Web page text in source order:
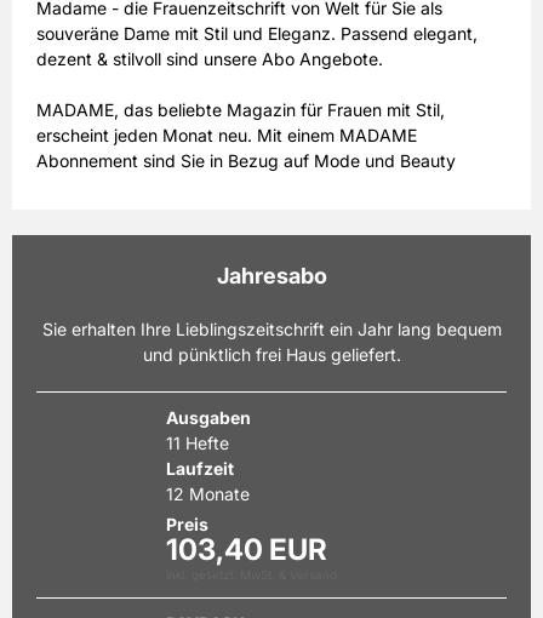
Madame - die Frauenzeitschrift von Welt für Sie als
souveräne Dame mit Stil und Eleganz. Passend elegant,
dezent & stilvoll sind unsere Abo Angebote.
MADAME, das beliebte Magazin für Frauen mit Stil,
erscheint jeden Monat neu. Mit einem MADAME
Abonnement sind Sie in Bezug auf Mode und Beauty
erhältlich ist, stellt Ihnen in jeder Ausgabe die neuesten
werden Sie begeistern und zu eigenen Outfits inspirieren.
MADAME nicht zu kurz – schließlich wird erst durch sie ein
Look perfekt. Wenn Sie sich für ein MADAME Abonnement
entscheiden, können Sie sich auch über eine Vielzahl an
interessanten Informationen und praktischen Tipps aus
den Bereichen Beziehung, Partnerschaft und Psychologie
freuen. Lassen Sie sich von MADAME in die Welt des guten
Stils und der internationalen Mode entführen.
Jahresabo
Sie erhalten Ihre Lieblingszeitschrift ein Jahr lang bequem
und pünktlich frei Haus geliefert.
Ausgaben
11 Hefte
Laufzeit
12 Monate
Preis
103,40 EUR